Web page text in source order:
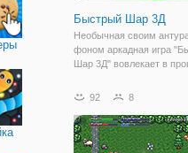
Быстрый Шар 3Д
Необычная своим
фоном аркадная игра
Шар 3Д" вовлекает в
проходить в темном
неоновые стены,
мосты и т.д.
92 8